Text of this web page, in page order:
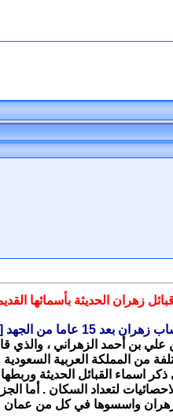
القبائل الحديثة
لتعداد السكان . أما
زهران واسسوها في كل من عمان